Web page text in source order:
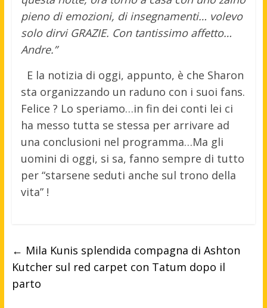
pieno di emozioni, di insegnamenti… volevo
solo dirvi GRAZIE. Con tantissimo affetto…
Andre.”
E la notizia di oggi, appunto, è che Sharon
sta organizzando un raduno con i suoi fans.
Felice ? Lo speriamo…in fin dei conti lei ci
ha messo tutta se stessa per arrivare ad
una conclusioni nel programma…Ma gli
uomini di oggi, si sa, fanno sempre di tutto
per “starsene seduti anche sul trono della
vita” !
← Mila Kunis splendida compagna di Ashton
Kutcher sul red carpet con Tatum dopo il
parto